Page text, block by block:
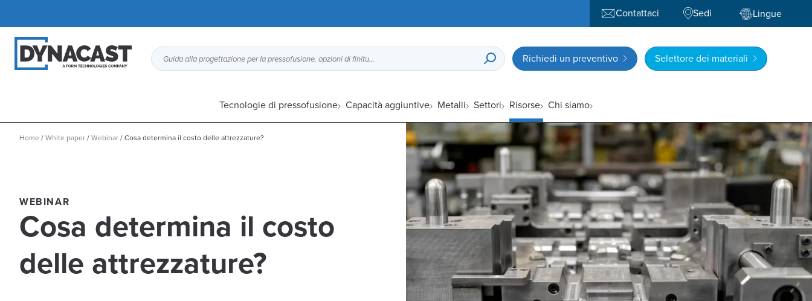
Contattaci Sedi Lingue
Guida alla progettazione per la pressofusione, opzioni di finitura superficiale, ecc. Richiedi un preventivo Selettore dei materiali
Tecnologie di pressofusione Capacità aggiuntive Metalli Settori Risorse Chi siamo
Home /White paper/Webinar/Cosa determina il costo delle attrezzature?
WEBINAR
Cosa determina il costo
delle attrezzature?